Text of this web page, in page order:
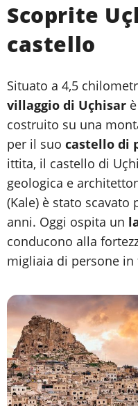
Scoprite
castello
Situato a 4,5
villaggio di Uçhisar
costruito su una
per il suo castello di
ittita, il castello di
geologica e
(Kale) è stato
anni. Oggi ospita un
conducono alla
migliaia di persone